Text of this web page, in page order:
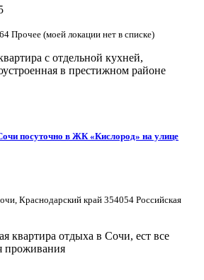
Прочее (моей локации нет в списке)
с отдельной кухней,
в престижном районе
посуточно в ЖК «Кислород» на улице
Краснодарский край 354054 Российская
квартира отдыха в Сочи, ест все
проживания